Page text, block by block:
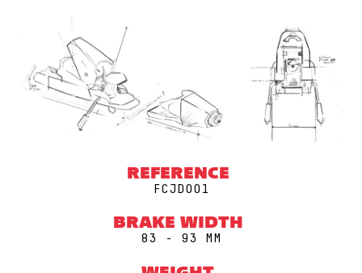
REFERENCE
FCJD001
BRAKE WIDTH
83 - 93 MM